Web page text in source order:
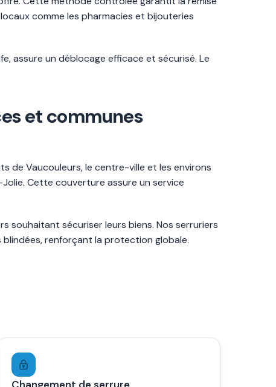
comme les pharmacies et bijouteries
assure un déblocage efficace et sécurisé. Le
et communes
de Vaucouleurs, le centre-ville et les environs
Cette couverture assure un service
souhaitant sécuriser leurs biens. Nos serruriers
renforçant la protection globale.
Changement de serrure